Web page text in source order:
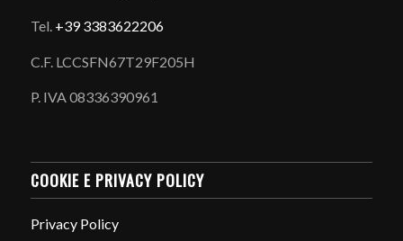
Tel. +39 3383622206
C.F. LCCSFN67T29F205H
P. IVA 08336390961
COOKIE E PRIVACY POLICY
Privacy Policy